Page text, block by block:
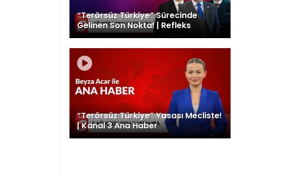
“Terörsüz Türkiye” Sürecinde
Gelinen Son Nokta! | Refleks
“Terörsüz Türkiye” Yasası Mecliste!
| Kanal 3 Ana Haber